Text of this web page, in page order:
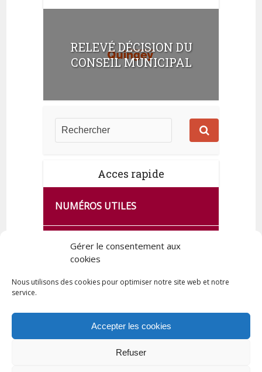
Gérer le consentement aux
cookies
Nous utilisons des cookies pour optimiser notre site web et notre
service.
Accepter les cookies
Refuser
RELEVÉ DÉCISION DU
CONSEIL MUNICIPAL
Acces rapide
NUMÉROS UTILES
CA SE PASSE À FRANCE SERVICES
DE QUINGEY
Tous droits réservés © 2023 Commune de Quingey / Création -